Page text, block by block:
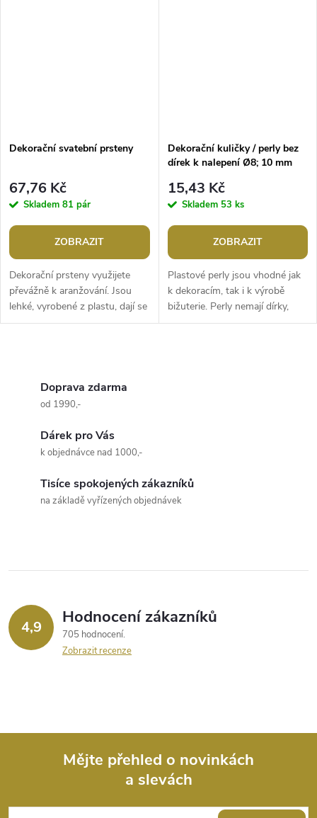
Dekorační svatební prsteny
67,76 Kč
Skladem 81 pár
ZOBRAZIT
Dekorační prsteny využijete
převážně k aranžování. Jsou
lehké, vyrobené z plastu, dají se
mírně pootevřít. Můžete je
Dekorační kuličky / perly bez
dírek k nalepení Ø8; 10 mm
15,43 Kč
Skladem 53 ks
ZOBRAZIT
Plastové perly jsou vhodné jak
k dekoracím, tak i k výrobě
bižuterie. Perly nemají dírky,
proto se vlepují. Pro vlepení
í
r
v
v
Doprava zdarma
od 1990,-
Dárek pro Vás
k objednávce nad 1000,-
Tisíce spokojených zákazníků
na základě vyřízených objednávek
4,9 Hodnocení zákazníků
705 hodnocení
Zobrazit recenze
Mějte přehled o novinkách
a slevách